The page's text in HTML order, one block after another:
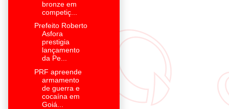
bronze em
competiç...
Prefeito Roberto
Asfora
prestigia
lançamento
da Pe...
PRF apreende
armamento
de guerra e
cocaína em
Goiá...